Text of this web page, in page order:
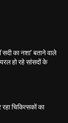
सदी का नशा’ बताने वाले
हो रहे सांसदों के
रहा चिकित्सकों का